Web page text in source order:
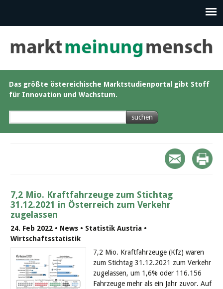
Das größte östereichische Marktstudienportal gibt Stoff
für Innovation und Wachstum.
7,2 Mio. Kraftfahrzeuge zum Stichtag
31.12.2021 in Österreich zum Verkehr
zugelassen
24. Feb 2022 • News • Statistik Austria •
Wirtschaftsstatistik
7,2 Mio. Kraftfahrzeuge (Kfz) waren
zum Stichtag 31.12.2021 zum Verkehr
zugelassen, um 1,6% oder 116.156
Fahrzeuge mehr als ein Jahr zuvor. Auf